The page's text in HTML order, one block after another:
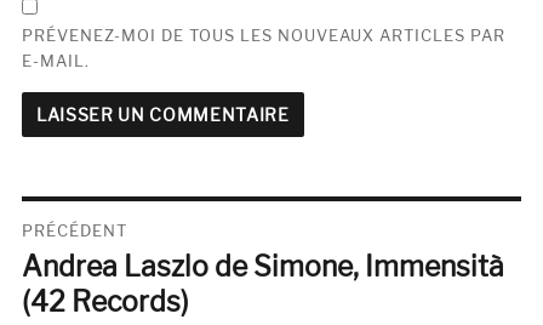
PRÉVENEZ-MOI DE TOUS LES NOUVEAUX ARTICLES PAR
E-MAIL.
Navigation
de
l’article
PRÉCÉDENT
Publication
précédente :
Andrea Laszlo de Simone, Immensità
(42 Records)